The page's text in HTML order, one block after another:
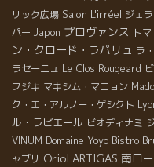
リック広場 Salon L'irréel ジェ
パー Japon プロヴァンス ト
ン・クロード・ラパリュ ラ
ラセーニュ Le Clos Rougeard
フジキ マキシム・マニョン
ク・エ・アルノー・ゲシクト
ル・ラピエール ビオディナミ
VINUM Domaine Yoyo Bistro
ャブリ Oriol ARTIGAS 南ロ